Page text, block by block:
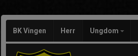
BK Vingen Herr Ungdom